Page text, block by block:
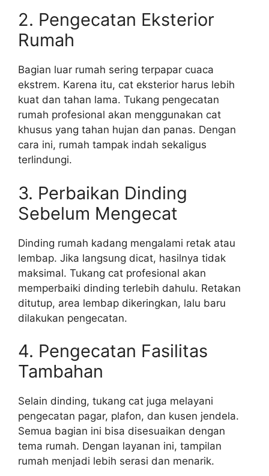
2. Pengecatan Eksterior
Rumah
Bagian luar rumah sering terpapar cuaca
ekstrem. Karena itu, cat eksterior harus lebih
kuat dan tahan lama. Tukang pengecatan
rumah profesional akan menggunakan cat
khusus yang tahan hujan dan panas. Dengan
cara ini, rumah tampak indah sekaligus
terlindungi.
3. Perbaikan Dinding
Sebelum Mengecat
Dinding rumah kadang mengalami retak atau
lembap. Jika langsung dicat, hasilnya tidak
maksimal. Tukang cat profesional akan
memperbaiki dinding terlebih dahulu. Retakan
ditutup, area lembap dikeringkan, lalu baru
dilakukan pengecatan.
4. Pengecatan Fasilitas
Tambahan
Selain dinding, tukang cat juga melayani
pengecatan pagar, plafon, dan kusen jendela.
Semua bagian ini bisa disesuaikan dengan
tema rumah. Dengan layanan ini, tampilan
rumah menjadi lebih serasi dan menarik.